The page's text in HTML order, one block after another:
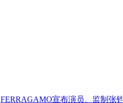
FERRAGAMO宣布演员、监制张